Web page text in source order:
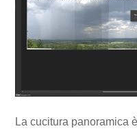
La cucitura panoramica